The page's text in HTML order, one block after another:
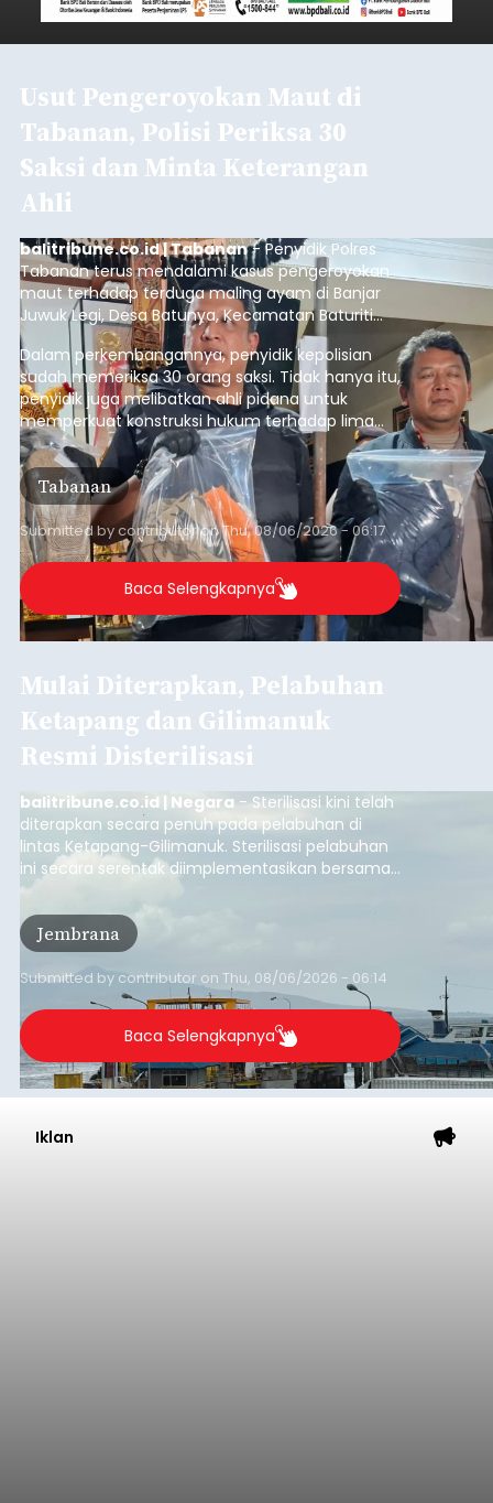
Usut Pengeroyokan Maut di
Tabanan, Polisi Periksa 30
Saksi dan Minta Keterangan
Ahli
balitribune.co.id | Tabanan- Penyidik Polres
Tabanan terus mendalami kasus pengeroyokan
maut terhadap terduga maling ayam di Banjar
Juwuk Legi, Desa Batunya, Kecamatan Baturiti
yang terjadi beberapa waktu lalu.
Dalam perkembangannya, penyidik kepolisian
sudah memeriksa 30 orang saksi. Tidak hanya itu,
penyidik juga melibatkan ahli pidana untuk
memperkuat konstruksi hukum terhadap lima
orang tersangka yang saat ini ditahan.
Tabanan
Submitted bycontributoronThu, 08/06/2026 - 06:17
Baca Selengkapnya
Mulai Diterapkan, Pelabuhan
Ketapang dan Gilimanuk
Resmi Disterilisasi
balitribune.co.id | Negara - Sterilisasi kini telah
diterapkan secara penuh pada pelabuhan di
lintas Ketapang-Gilimanuk. Sterilisasi pelabuhan
ini secara serentak diimplementasikan bersama
empat pelabuhan utama lainnya, yakni
Pelabuhan Merak, Bakauheni, Kayangan, dan
Lembar pada Rabu (5/8/2026).
Jembrana
Submitted by contributor on Thu, 08/06/2026 - 06:14
Baca Selengkapnya
Iklan